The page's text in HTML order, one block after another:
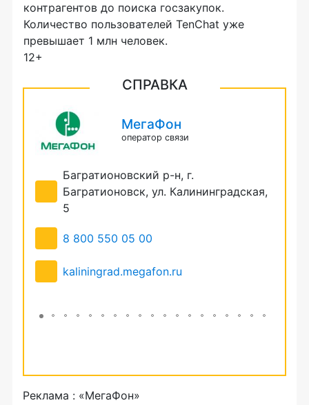
контрагентов до поиска госзакупок.
Количество пользователей TenChat уже
превышает 1 млн человек.
12+
СПРАВКА
МегаФон
оператор связи
Багратионовский р-н, г.
Багратионовск, ул. Калининградская,
5
8 800 550 05 00
kaliningrad.megafon.ru
Реклама : «МегаФон»